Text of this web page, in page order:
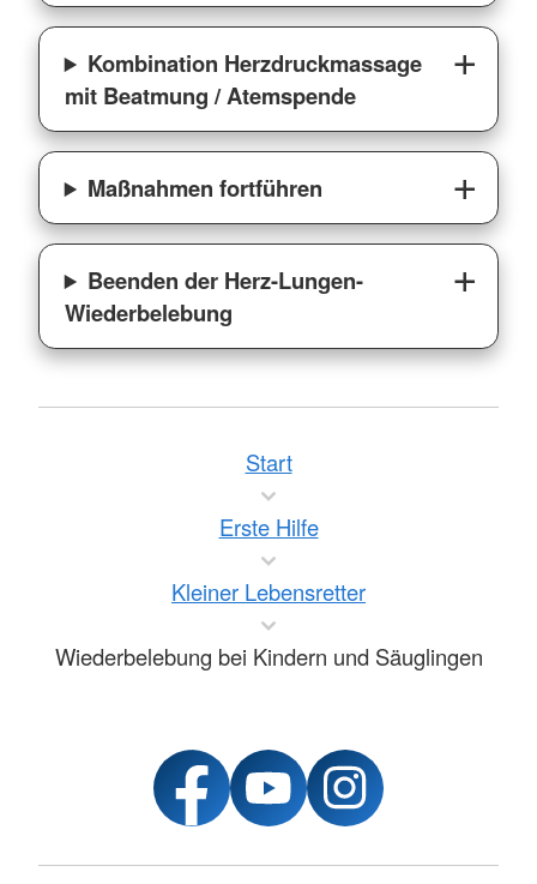
Kombination Herzdruckmassage
mit Beatmung / Atemspende
Maßnahmen fortführen
Beenden der Herz-Lungen-
Wiederbelebung
Start
Erste Hilfe
Kleiner Lebensretter
Wiederbelebung bei Kindern und Säuglingen